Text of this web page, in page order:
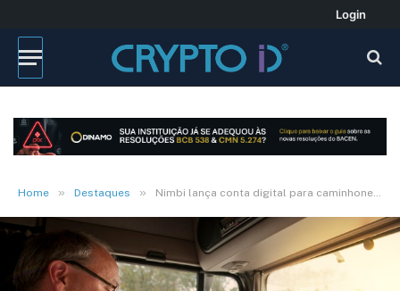
Login
Home » Destaques » Nimbi lança conta digital para caminhoneiros